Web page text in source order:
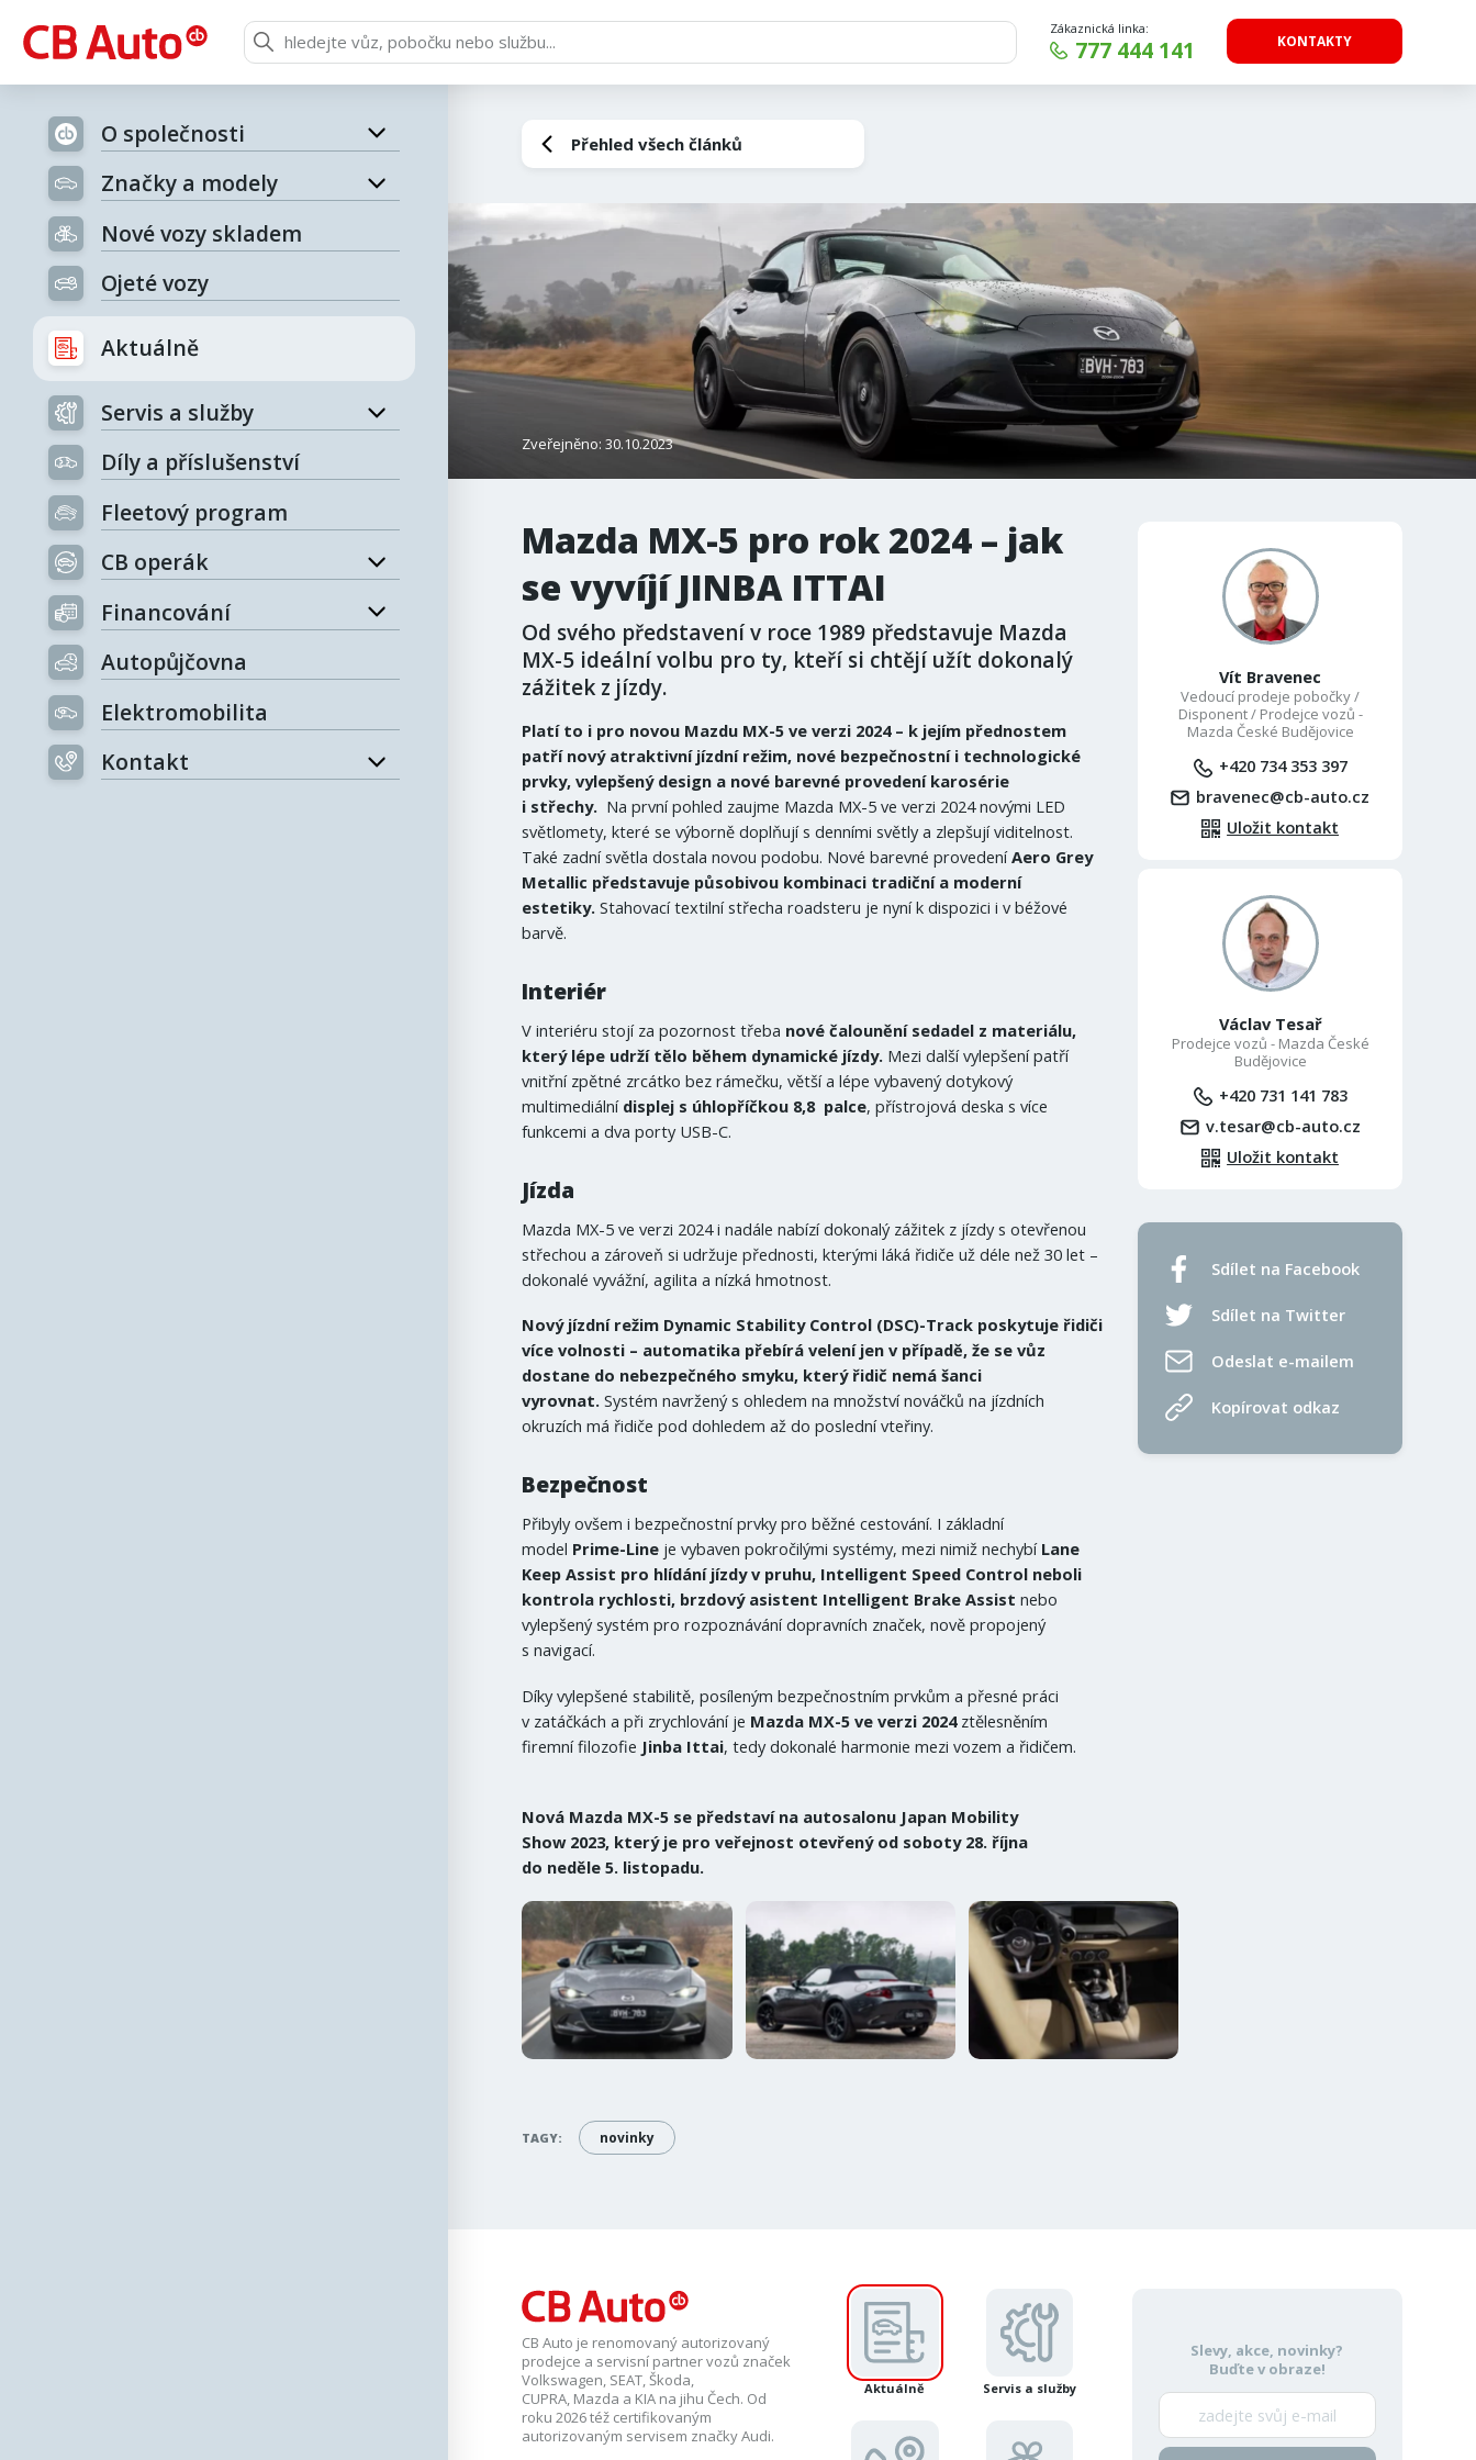
Zákaznická linka:
777 444 141 KONTAKTY
O společnosti
Značky a modely
Nové vozy skladem
Ojeté vozy
Aktuálně
Servis a služby
Díly a příslušenství
Fleetový program
CB operák
Financování
Autopůjčovna
Elektromobilita
Kontakt
Přehled všech článků
Zveřejněno: 30.10.2023
Mazda MX-5 pro rok 2024 – jak
se vyvíjí JINBA ITTAI
Od svého představení v roce 1989 představuje Mazda
MX-5 ideální volbu pro ty, kteří si chtějí užít dokonalý
zážitek z jízdy.
Platí to i pro novou Mazdu MX-5 ve verzi 2024 – k jejím přednostem
patří nový atraktivní jízdní režim, nové bezpečnostní i technologické
prvky, vylepšený design a nové barevné provedení karosérie
i střechy. Na první pohled zaujme Mazda MX-5 ve verzi 2024 novými LED
světlomety, které se výborně doplňují s denními světly a zlepšují viditelnost.
Také zadní světla dostala novou podobu. Nové barevné provedeníAero Grey
Metallic představuje působivou kombinaci tradiční a moderní
estetiky. Stahovací textilní střecha roadsteru je nyní k dispozici i v béžové
barvě.
Interiér
V interiéru stojí za pozornost třeba nové čalounění sedadel z materiálu,
který lépe udrží tělo během dynamické jízdy. Mezi další vylepšení patří
vnitřní zpětné zrcátko bez rámečku, větší a lépe vybavený dotykový
multimediální displej s úhlopříčkou 8,8 palce, přístrojová deska s více
funkcemi a dva porty USB-C.
Jízda
Mazda MX-5 ve verzi 2024 i nadále nabízí dokonalý zážitek z jízdy s otevřenou
střechou a zároveň si udržuje přednosti, kterými láká řidiče už déle než 30 let –
dokonalé vyvážní, agilita a nízká hmotnost.
Nový jízdní režim Dynamic Stability Control (DSC)-Track poskytuje řidiči
více volnosti – automatika přebírá velení jen v případě, že se vůz
dostane do nebezpečného smyku, který řidič nemá šanci
vyrovnat. Systém navržený s ohledem na množství nováčků na jízdních
okruzích má řidiče pod dohledem až do poslední vteřiny.
Bezpečnost
Přibyly ovšem i bezpečnostní prvky pro běžné cestování. I základní
model Prime-Line je vybaven pokročilými systémy, mezi nimiž nechybí Lane
Keep Assist pro hlídání jízdy v pruhu, Intelligent Speed Control neboli
kontrola rychlosti, brzdový asistent Intelligent Brake Assistnebo
vylepšený systém pro rozpoznávání dopravních značek, nově propojený
s navigací.
Díky vylepšené stabilitě, posíleným bezpečnostním prvkům a přesné práci
v zatáčkách a při zrychlování je Mazda MX-5 ve verzi 2024 ztělesněním
firemní filozofie Jinba Ittai, tedy dokonalé harmonie mezi vozem a řidičem.
Nová Mazda MX-5 se představí na autosalonu Japan Mobility
Show 2023, který je pro veřejnost otevřený od soboty 28. října
do neděle 5. listopadu.
Vít Bravenec
Vedoucí prodeje pobočky /
Disponent / Prodejce vozů -
Mazda České Budějovice
+420 734 353 397
bravenec@cb-auto.cz
Uložit kontakt
Václav Tesař
Prodejce vozů - Mazda České
Budějovice
+420 731 141 783
v.tesar@cb-auto.cz
Uložit kontakt
Sdílet na Facebook
Sdílet na Twitter
Odeslat e-mailem
Kopírovat odkaz
TAGY: novinky
CB Auto je renomovaný autorizovaný
prodejce a servisní partner vozů značek
Volkswagen, SEAT, Škoda,
CUPRA, Mazda a KIA na jihu Čech. Od
roku 2026 též certifikovaným
autorizovaným servisem značky Audi.
Aktuálně Servis a služby
Slevy, akce, novinky?
Buďte v obraze!